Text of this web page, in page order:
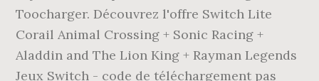
Toocharger. Découvrez l'offre Switch Lite
Corail Animal Crossing + Sonic Racing +
Aladdin and The Lion King + Rayman Legends
Jeux Switch - code de téléchargement pas